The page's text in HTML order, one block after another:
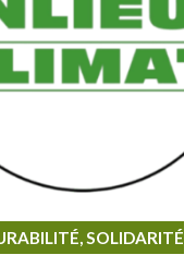
,SOLIDARITÉ